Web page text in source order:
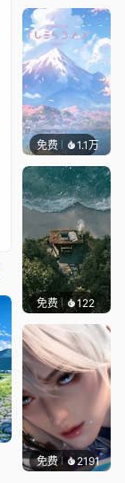
免费 1.1万
免费 122辰东
免费 2191搬搬